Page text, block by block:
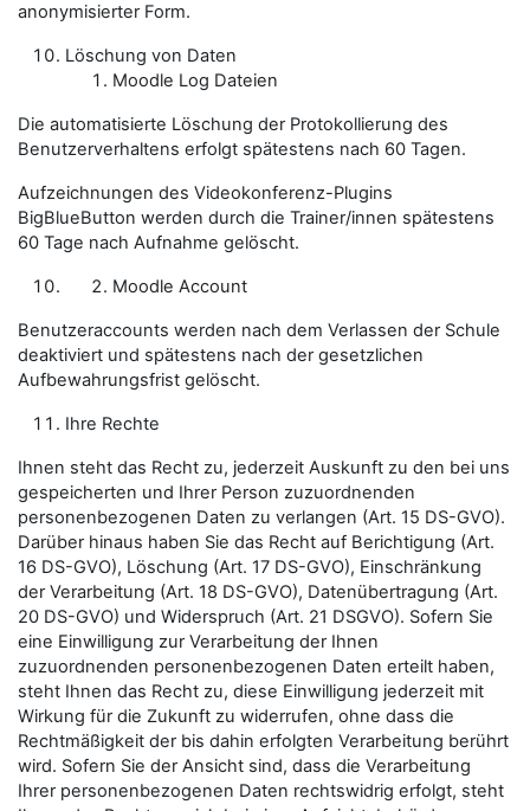
anonymisierter Form.
Löschung von Daten
Moodle Log Dateien
Die automatisierte Löschung der Protokollierung des
Benutzerverhaltens erfolgt spätestens nach 60 Tagen.
Aufzeichnungen des Videokonferenz-Plugins
BigBlueButton werden durch die Trainer/innen spätestens
60 Tage nach Aufnahme gelöscht.
Moodle Account
Benutzeraccounts werden nach dem Verlassen der Schule
deaktiviert und spätestens nach der gesetzlichen
Aufbewahrungsfrist gelöscht.
Ihre Rechte
Ihnen steht das Recht zu, jederzeit Auskunft zu den bei uns
gespeicherten und Ihrer Person zuzuordnenden
personenbezogenen Daten zu verlangen (Art. 15 DS-GVO).
Darüber hinaus haben Sie das Recht auf Berichtigung (Art.
16 DS-GVO), Löschung (Art. 17 DS-GVO), Einschränkung
der Verarbeitung (Art. 18 DS-GVO), Datenübertragung (Art.
20 DS-GVO) und Widerspruch (Art. 21 DSGVO). Sofern Sie
eine Einwilligung zur Verarbeitung der Ihnen
zuzuordnenden personenbezogenen Daten erteilt haben,
steht Ihnen das Recht zu, diese Einwilligung jederzeit mit
Wirkung für die Zukunft zu widerrufen, ohne dass die
Rechtmäßigkeit der bis dahin erfolgten Verarbeitung berührt
wird. Sofern Sie der Ansicht sind, dass die Verarbeitung
Ihrer personenbezogenen Daten rechtswidrig erfolgt, steht